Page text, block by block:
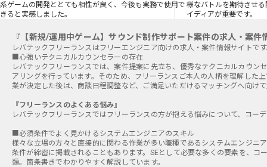
系ゲームの開発ととても相性が良く、今後も実務で使用で
きると実感しました。
様なバトルを期待させ
イディアが重要です。
『【新規/運用中ゲーム】サウンド制作サポート案件の求人・案件
■心強いテクニカルカウンセラーの存在
レバテックフリーランスでは、案件提案に先立ち、優秀なテクニカルカウ
アリングを行っています。そのため、フリーランスご本人の人柄を理解した
業が決定した後は、商談日程調整など、ご満足いただけるマッチングへ向け
『フリーランスのよくある悩み』
レバテックフリーランスではフリーランスの方が抱える悩みについて、コー
■必須条件でよく見かけるシステムエンジニアのスキル
様々な立場の方々と直接的に関わる作業が多い職種であるシステムエンジニ
条件が綿密に掲載されることもあります。SEとして必要な多くの要素を、
類。箇条書きでわかりやすく解説しています。